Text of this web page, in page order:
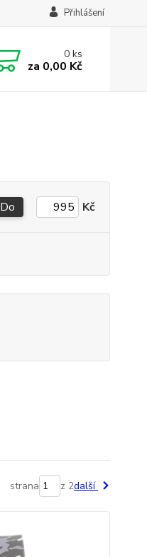
Přihlášení
0ks
za 0,00 Kč
Do Kč
strana z 2další